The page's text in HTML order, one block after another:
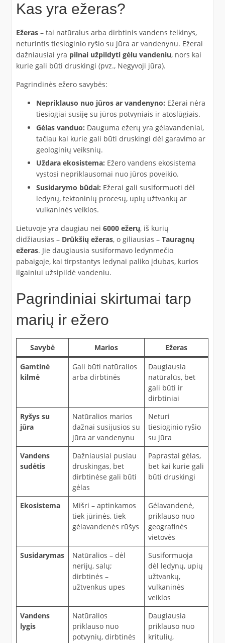
Kas yra ežeras?
Ežeras– tai natūralus arba dirbtinis vandens telkinys,
neturintis tiesioginio ryšio su jūra ar vandenynu. Ežerai
dažniausiai yra pilnai užpildyti gėlu vandeniu, nors kai
kurie gali būti druskingi (pvz., Negyvoji jūra).
Pagrindinės ežero savybės:
Nepriklauso nuo jūros ar vandenyno: Ežerai nėra
tiesiogiai susiję su jūros potvyniais ir atoslūgiais.
Gėlas vanduo: Dauguma ežerų yra gėlavandeniai,
tačiau kai kurie gali būti druskingi dėl garavimo ar
geologinių veiksnių.
Uždara ekosistema: Ežero vandens ekosistema
vystosi nepriklausomai nuo jūros poveikio.
Susidarymo būdai: Ežerai gali susiformuoti dėl
ledynų, tektoninių procesų, upių užtvankų ar
vulkaninės veiklos.
Lietuvoje yra daugiau nei 6000 ežerų, iš kurių
didžiausias – Drūkšių ežeras, o giliausias – Tauragnų
ežeras. Jie daugiausia susiformavo ledynmečio
pabaigoje, kai tirpstantys ledynai paliko įdubas, kurios
ilgainiui užsipildė vandeniu.
Pagrindiniai skirtumai tarp
marių ir ežero
Savybė Marios
Ežeras
Gamtinė
kilmė
Gali būti natūralios
arba dirbtinės
Daugiausia
natūralūs, bet
gali būti ir
dirbtiniai
Ryšys su
jūra
Natūralios marios
dažnai susijusios su
jūra ar vandenynu
Neturi
tiesioginio ryšio
su jūra
Vandens
sudėtis
Dažniausiai pusiau
druskingas, bet
dirbtinėse gali būti
gėlas
Paprastai gėlas,
bet kai kurie gali
būti druskingi
Ekosistema
Mišri – aptinkamos
tiek jūrinės, tiek
gėlavandenės rūšys
Gėlavandenė,
priklauso nuo
geografinės
vietovės
Susidarymas
Natūralios – dėl
nerijų, salų;
dirbtinės –
užtvenkus upes
Susiformuoja
dėl ledynų, upių
užtvankų,
vulkaninės
veiklos
Vandens
lygis
Natūralios
priklauso nuo
potvynių, dirbtinės
Daugiausia
priklauso nuo
kritulių,